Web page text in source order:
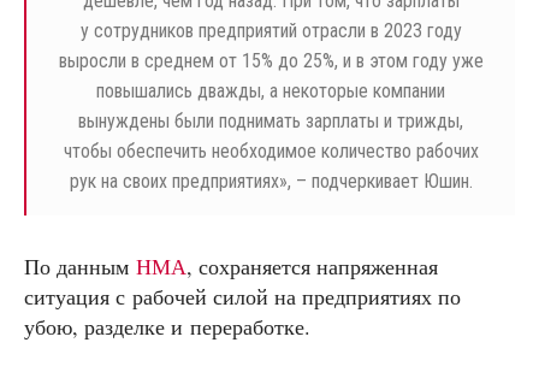
у сотрудников предприятий отрасли в 2023 году
выросли в среднем от 15% до 25%, и в этом году уже
повышались дважды, а некоторые компании
вынуждены были поднимать зарплаты и трижды,
чтобы обеспечить необходимое количество рабочих
рук на своих предприятиях», – подчеркивает Юшин.
По данным НМА, сохраняется напряженная
ситуация с рабочей силой на предприятиях по
убою, разделке и переработке.